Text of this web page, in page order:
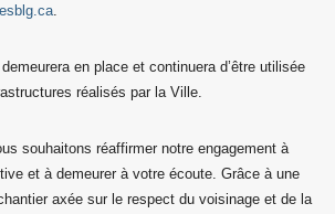
demeurera en place et continuera d’être utilisée
réalisés par la Ville.
souhaitons réaffirmer notre engagement à
et à demeurer à votre écoute. Grâce à une
axée sur le respect du voisinage et de la